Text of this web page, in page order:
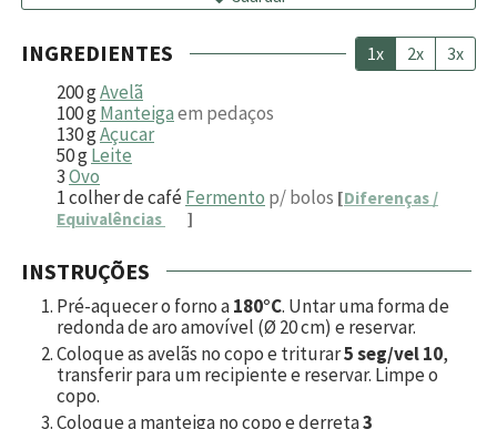
INGREDIENTES 1x 2x 3x
200gAvelã
100gManteigaem pedaços
130gAçucar
50gLeite
3Ovo
1colher de caféFermento p/ bolos [Diferenças /
Equivalências
]
INSTRUÇÕES
Pré-aquecer o forno a180°C. Untar uma forma de
redonda de aro amovível (Ø 20 cm) e reservar.
Coloque as avelãs no copo e triturar5 seg/vel 10,
transferir para um recipiente e reservar. Limpe o
copo.
Coloque a manteiga no copo e derreta3